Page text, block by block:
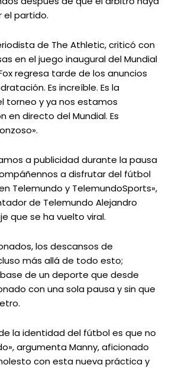
el partido.
de The Athletic, criticó con
en el juego inaugural del Mundial
regresa tarde de los anuncios
Es increíble. Es la
torneo y ya nos estamos
en directo del Mundial. Es
a publicidad durante la pausa
a disfrutar del fútbol
Telemundo y TelemundoSports»,
de Telemundo Alejandro
que se ha vuelto viral.
los descansos de
más allá de todo esto;
de un deporte que desde
con una sola pausa y sin que
la identidad del fútbol es que no
argumenta Manny, aficionado
con esta nueva práctica y